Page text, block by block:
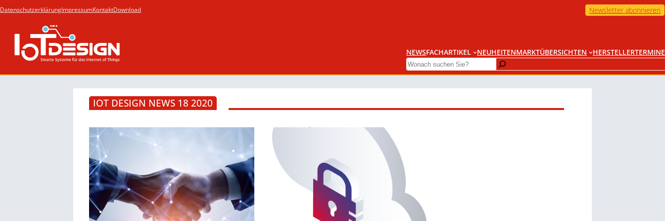
DatenschutzerklärungImpressumKontaktDownload Newsletter abonnieren
NEWSFACHARTIKEL NEUHEITENMARKTÜBERSICHTEN HERSTELLERTERMINE
Search
IOT DESIGN NEWS 18 2020